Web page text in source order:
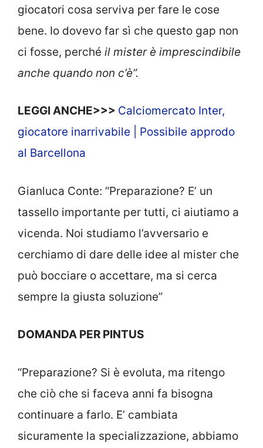
giocatori cosa serviva per fare le cose
bene. Io dovevo far sì che questo gap non
ci fosse, perché il mister è imprescindibile
anche quando non c’è”.
LEGGI ANCHE>>> Calciomercato Inter,
giocatore inarrivabile | Possibile approdo
al Barcellona
Gianluca Conte: “Preparazione? E’ un
tassello importante per tutti, ci aiutiamo a
vicenda. Noi studiamo l’avversario e
cerchiamo di dare delle idee al mister che
può bocciare o accettare, ma si cerca
sempre la giusta soluzione”
DOMANDA PER PINTUS
“Preparazione? Si è evoluta, ma ritengo
che ciò che si faceva anni fa bisogna
continuare a farlo. E’ cambiata
sicuramente la specializzazione, abbiamo